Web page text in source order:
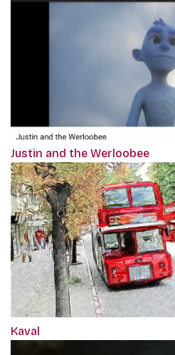
Justin and the Werloobee
Kaval